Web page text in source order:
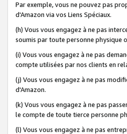
Par exemple, vous ne pouvez pas
d'Amazon via vos Liens Spéciaux.
(h) Vous vous engagez à ne pas
soumis par toute personne physique
(i) Vous vous engagez à ne pas
compte utilisées par nos clients en
(j) Vous vous engagez à ne pas
d'Amazon.
(k) Vous vous engagez à ne pas
le compte de toute tierce personne
(l) Vous vous engagez à ne pas